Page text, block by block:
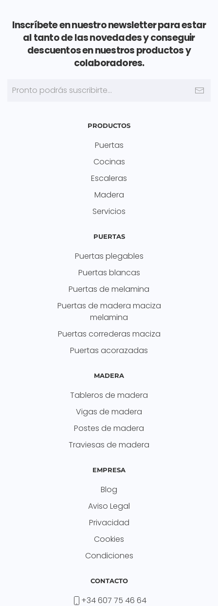
Inscríbete en nuestro newsletter para estar
al tanto de las novedades y conseguir
descuentos en nuestros productos y
colaboradores.
PRODUCTOS
Puertas
Cocinas
Escaleras
Madera
Servicios
PUERTAS
Puertas plegables
Puertas blancas
Puertas de melamina
Puertas de madera maciza
melamina
Puertas correderas maciza
Puertas acorazadas
MADERA
Tableros de madera
Vigas de madera
Postes de madera
Traviesas de madera
EMPRESA
Blog
Aviso Legal
Privacidad
Cookies
Condiciones
CONTACTO
+34 607 75 46 64